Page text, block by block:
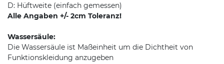
D: Hüftweite (einfach gemessen)
Alle Angaben +/- 2cm Toleranz!
Wassersäule:
Die Wassersäule ist Maßeinheit um die Dichtheit von
Funktionskleidung anzugeben